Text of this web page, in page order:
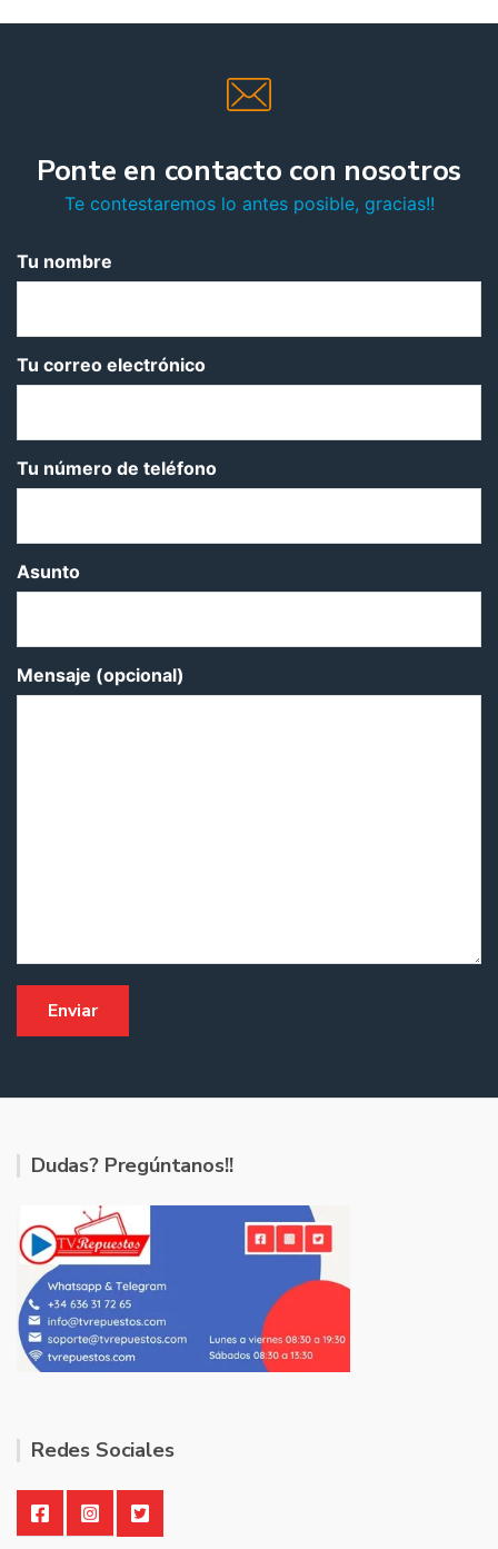
Ponte en contacto con nosotros
Te contestaremos lo antes posible, gracias!!
Tu nombre
Tu correo electrónico
Tu número de teléfono
Asunto
Mensaje (opcional)
Dudas? Pregúntanos!!
Redes Sociales